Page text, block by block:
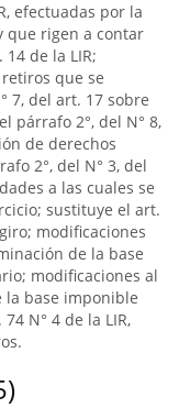
efectuadas por la
que rigen a contar
de la LIR;
que se
7, del art. 17 sobre
párrafo 2°, del N° 8,
de derechos
2°, del N° 3, del
a las cuales se
sustituye el art.
modificaciones
de la base
modificaciones al
la base imponible
N° 4 de la LIR,